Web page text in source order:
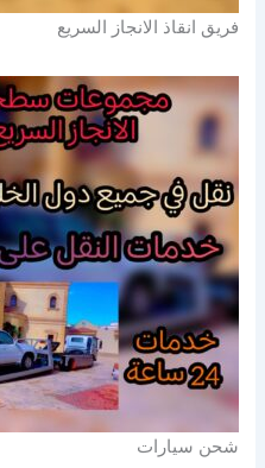
فريق انقاذ الانجاز السريع
شحن سيارات